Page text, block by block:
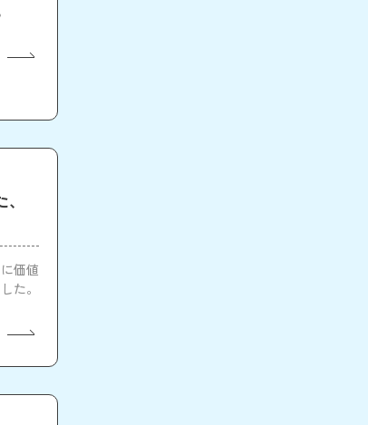
価値
た。